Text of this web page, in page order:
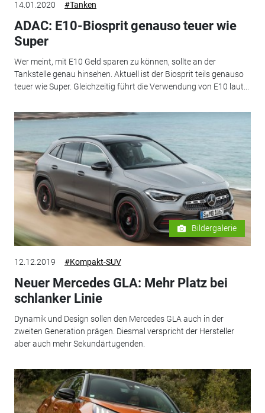
14.01.2020 #Tanken
ADAC: E10-Biosprit genauso teuer wie
Super
Wer meint, mit E10 Geld sparen zu können, sollte an der
Tankstelle genau hinsehen. Aktuell ist der Biosprit teils genauso
teuer wie Super. Gleichzeitig führt die Verwendung von E10 laut...
Bildergalerie
12.12.2019 #Kompakt-SUV
Neuer Mercedes GLA: Mehr Platz bei
schlanker Linie
Dynamik und Design sollen den Mercedes GLA auch in der
zweiten Generation prägen. Diesmal verspricht der Hersteller
aber auch mehr Sekundärtugenden.